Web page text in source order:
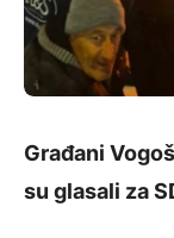
Građani
su glasali za